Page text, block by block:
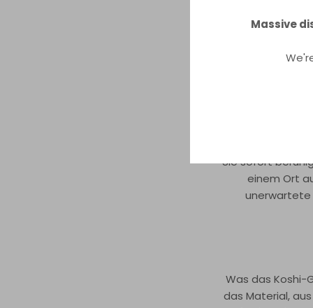
Sie sofort
einem Ort
unerwartete
Was das Koshi-
das Material,
Massive